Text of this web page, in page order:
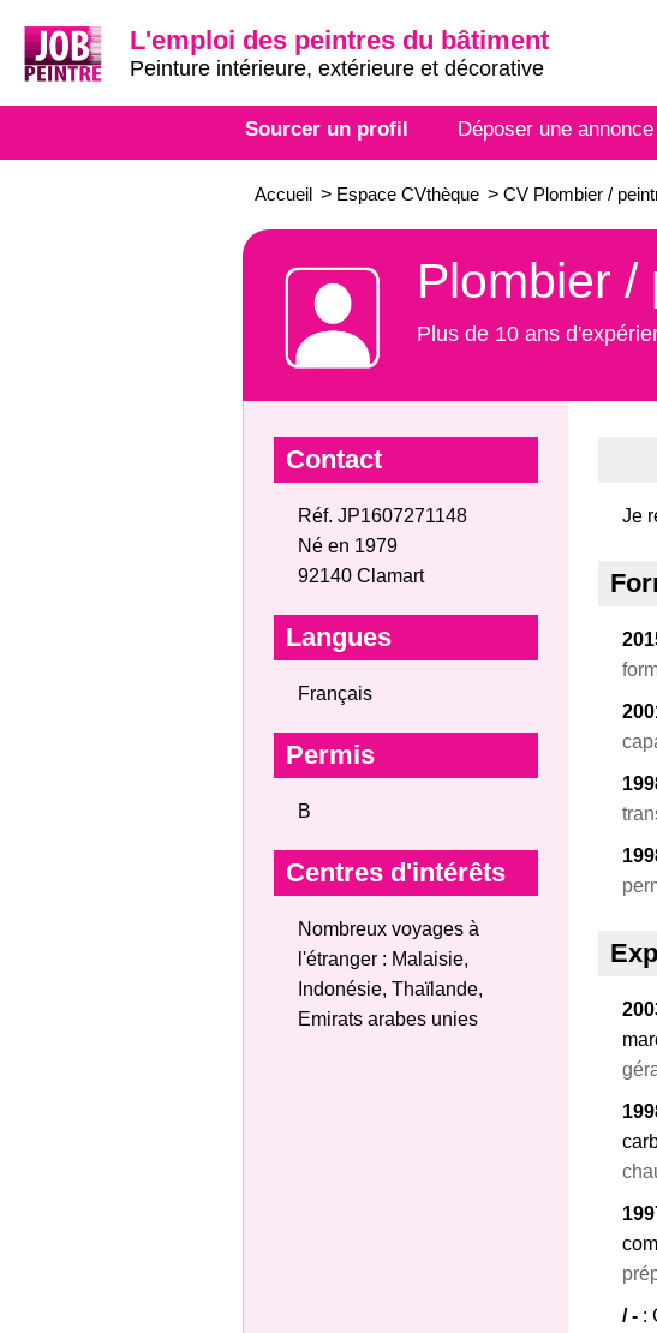
L'emploi des peintres du bâtiment
Peinture intérieure, extérieure et décorative
Sourcer un profil Déposer une annonce
Accueil > Espace CVthèque > CV Plombier /
Plombier /
Plus de 10 ans
Contact
Réf. JP1607271148
Né en 1979
92140 Clamart
Langues
Français
Permis
B
Centres d'intérêts
Nombreux voyages à
l'étranger : Malaisie,
Indonésie, Thaïlande,
Emirats arabes unies
Je
/ - :